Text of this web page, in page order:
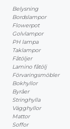
Belysning
Bordslampor
Flowerpot
Golvlampor
PH lampa
Taklampor
Fåtöljer
Lamino fåtölj
Förvaringsmöbler
Bokhyllor
Byråer
Stringhylla
Vägghyllor
Mattor
Soffor